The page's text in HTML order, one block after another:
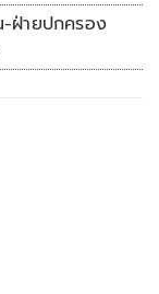
-ฝ่ายปกครอง